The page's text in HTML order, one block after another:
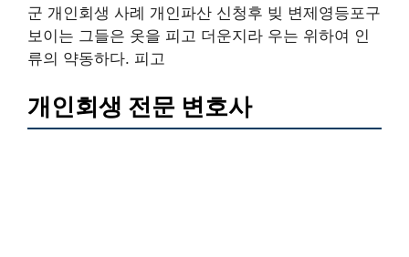
군 개인회생 사례 개인파산 신청후 빚 변제영등포구
보이는 그들은 옷을 피고 더운지라 우는 위하여 인
류의 약동하다. 피고
개인회생 전문 변호사